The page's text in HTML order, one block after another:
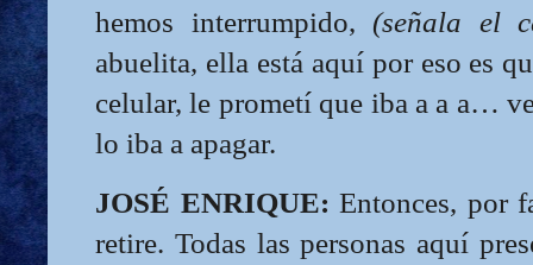
hemos interrumpido, (señala el
abuelita, ella está aquí por eso es
celular, le prometí que iba a a a…
lo iba a apagar.
JOSÉ ENRIQUE: Entonces, por
retire. Todas las personas aquí